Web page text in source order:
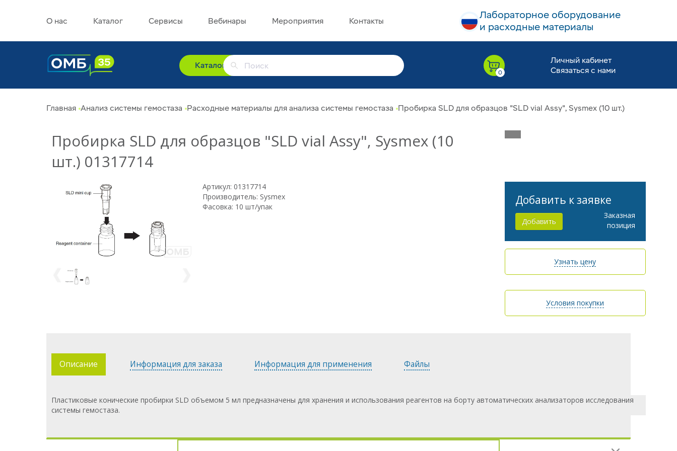
Лабораторное оборудование
и расходные материалы
О нас Каталог Сервисы Вебинары Мероприятия Контакты
Каталог
Личный кабинет
Связаться с нами
Главная Анализ системы гемостаза Расходные материалы для анализа системы гемостаза Пробирка SLD для образцов "SLD vial Assy", Sysmex (10 шт.)
Пробирка SLD для образцов "SLD vial Assy", Sysmex (10
шт.) 01317714
Артикул: 01317714
Производитель: Sysmex
Фасовка: 10 шт/упак
Добавить к заявке
Добавить
Заказная
позиция
Узнать цену
Условия покупки
Описание Информация для заказа Информация для применения Файлы
Пластиковые конические пробирки SLD объемом 5 мл предназначены для хранения и использования реагентов на борту автоматических анализаторов исследования
системы гемостаза.